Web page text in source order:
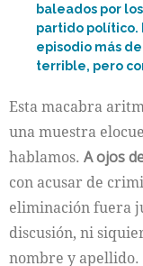
baleados por
partido político.
episodio más
terrible, pero
Esta macabra
una muestra
hablamos. A ojos
con acusar de
eliminación fuera
discusión, ni
nombre y apellido.